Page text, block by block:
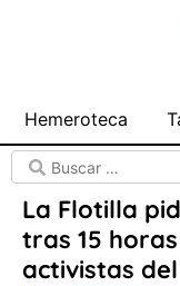
Hemeroteca
La Flotilla
tras 15
activistas del